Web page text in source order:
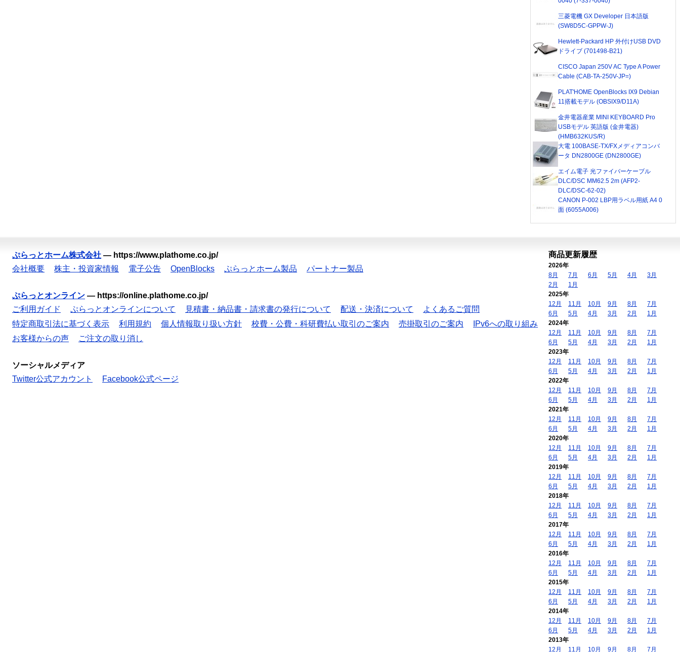
三菱電機 GX Developer 日本語版
(SW8D5C-GPPW-J)
Hewlett-Packard HP 外付けUSB DVD
ドライブ (701498-B21)
CISCO Japan 250V AC Type A Power
Cable (CAB-TA-250V-JP=)
PLAT'HOME OpenBlocks IX9 Debian
11搭載モデル (OBSIX9/D11A)
金井電器産業 MINI KEYBOARD Pro
USBモデル 英語版 (金井電器)
(HMB632KUS/R)
大電 100BASE-TX/FXメディアコンバ
ータ DN2800GE (DN2800GE)
エイム電子 光ファイバーケーブル
DLC/DSC MM62.5 2m (AFP2-
DLC/DSC-62-02)
CANON P-002 LBP用ラベル用紙 A4 0
面 (6055A006)
ぷらっとホーム株式会社 — https://www.plathome.co.jp/
会社概要
株主・投資家情報 電子公告 OpenBlocks ぷらっとホーム製品 パートナー製品
ぷらっとオンライン — https://online.plathome.co.jp/
ご利用ガイド
ぷらっとオンラインについて 見積書・納品書・請求書の発行について 配送・決済について
よくあるご質問
特定商取引法に基づく表示
利用規約 個人情報取り扱い方針 校費・公費・科研費払い取引のご案内 売掛取引のご案内
IPv6への取り組み
お客様からの声
ご注文の取り消し
ソーシャルメディア
Twitter公式アカウント
Facebook公式ページ
商品更新履歴
2026年
8月
7月 6月 5月 4月
3月
2月
1月
2025年
12月
11月 10月 9月 8月
7月
6月
5月 4月 3月 2月
1月
2024年
12月
11月 10月 9月 8月
7月
6月
5月 4月 3月 2月
1月
2023年
12月
11月 10月 9月 8月
7月
6月
5月 4月 3月 2月
1月
2022年
12月
11月 10月 9月 8月
7月
6月
5月 4月 3月 2月
1月
2021年
12月
11月 10月 9月 8月
7月
6月
5月 4月 3月 2月
1月
2020年
12月
11月 10月 9月 8月
7月
6月
5月 4月 3月 2月
1月
2019年
12月
11月 10月 9月 8月
7月
6月
5月 4月 3月 2月
1月
2018年
12月
11月 10月 9月 8月
7月
6月
5月 4月 3月 2月
1月
2017年
12月
11月 10月 9月 8月
7月
6月
5月 4月 3月 2月
1月
2016年
12月
11月 10月 9月 8月
7月
6月
5月 4月 3月 2月
1月
2015年
12月
11月 10月 9月 8月
7月
6月
5月 4月 3月 2月
1月
2014年
12月
11月 10月 9月 8月
7月
6月
5月 4月 3月 2月
1月
2013年
12月
11月 10月 9月 8月 7月